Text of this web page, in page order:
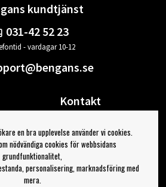
kundtjänst
031-42 52 23
- vardagar 10-12
Kontakt
Din sida
Logga ut
tips från Bengans
en bra upplevelse använder vi cookies.
nödvändiga cookies för webbsidans
grundfunktionalitet,
personalisering, marknadsföring med
mera.